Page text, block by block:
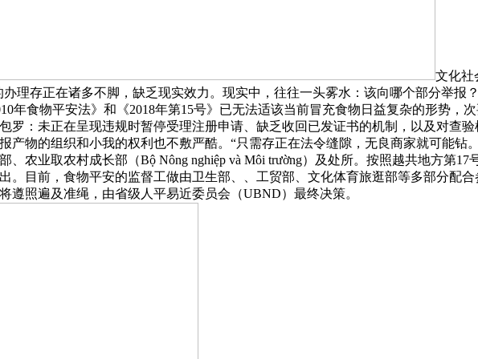
文化社
办理存正在诸多不脚，缺乏现实效力。现实中，往往一头雾水：该向哪个部分举报
年食物平安法》和《2018年第15号》已无法适该当前冒充食物日益复杂的形势，
罗：未正在呈现违规时暂停受理注册申请、缺乏收回已发证书的机制，以及对查
产物的组织和小我的权利也不敷严酷。“只需存正在法令缝隙，无良商家就可能钻
农业取农村成长部（Bộ Nông nghiệp và Môi trường）及处所。按照越共地方第
。目前，食物平安的监督工做由卫生部、、工贸部、文化体育旅逛部等多部分配
照遍及准绳，由省级人平易近委员会（UBND）最终决策。